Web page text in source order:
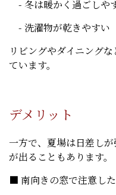
- 冬は暖かく過ごしや
- 洗濯物が乾きやすい
リビングやダイニング
ています。
デメリット
一方で、夏場は日差し
が出ることもあります。
■ 南向きの窓で注意した